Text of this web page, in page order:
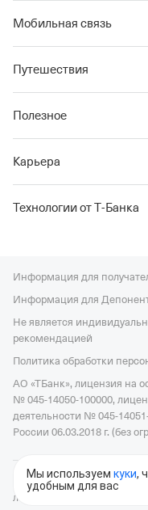
Мы используем куки,
удобным для вас
Мобильная связь
Путешествия
Полезное
Карьера
Технологии от Т‑Банка
Информация для
Информация для
Не является
рекомендацией
Политика обработки
АО «ТБанк», лицензия на
№ 045-14050-100000,
деятельности № 045-
России 06.03.2018 г. (без
© 2006—2026, АО
лицензия ЦБ РФ № 2673